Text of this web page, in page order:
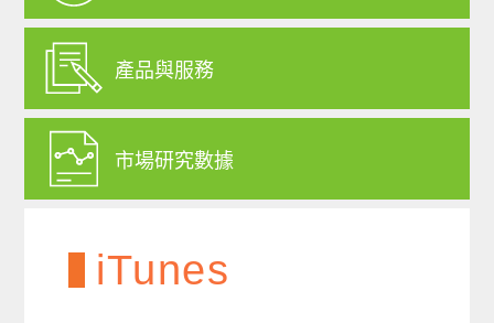
產品與服務
市場研究數據
iTunes